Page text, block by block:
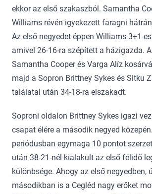
ekkor az első szakaszból. Samantha
Williams révén igyekezett faragni
Az első negyedet éppen Williams 3+1-
amivel 26-16-ra szépített a házigazda.
Samantha Cooper és Varga Alíz
majd a Sopron Brittney Sykes és Sitku
találatai után 34-18-ra elszakadt.
Soproni oldalon Brittney Sykes igazi
csapat élére a második negyed
periódusban egymaga 10 pontot
után 38-21-nél kialakult az első félidő
különbsége. Ahogy az első negyedben,
másodikban is a Cegléd nagy erőket